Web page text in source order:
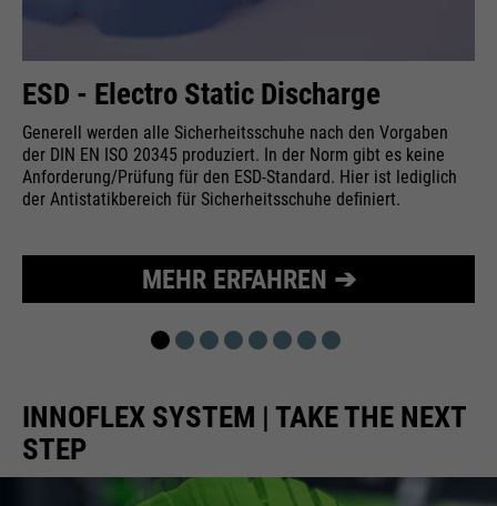
Zweck
Wird zur Begrenzung der Request-
Name
_fbp
Anbieter
Facebook
Laufzeit
24 Monate
Wird für das Facebook Pixel
benutzt.
ESD - Electro Static Discharge
Generell werden alle Sicherheitsschuhe nach den Vorgaben
der DIN EN ISO 20345 produziert. In der Norm gibt es keine
Anforderung/Prüfung für den ESD-Standard. Hier ist lediglich
der Antistatikbereich für Sicherheitsschuhe deﬁniert.
MEHR ERFAHREN ➔
INNOFLEX SYSTEM | TAKE THE NEXT
STEP